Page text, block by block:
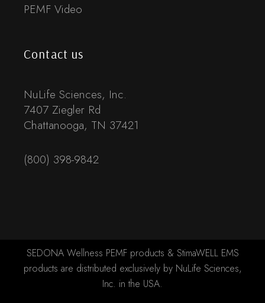
PEMF Video
Contact us
NuLife Sciences, Inc.
7407 Ziegler Rd
Chattanooga, TN 37421
(800) 398-9842
SEDONA Wellness PEMF products & StimaWELL EMS
products are distributed exclusively by NuLife Sciences,
Inc. in the USA.